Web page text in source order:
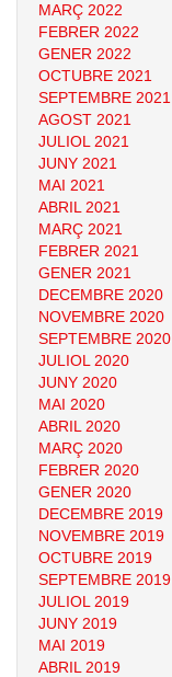
MARÇ 2022
FEBRER 2022
GENER 2022
OCTUBRE 2021
SEPTEMBRE 2021
AGOST 2021
JULIOL 2021
JUNY 2021
MAI 2021
ABRIL 2021
MARÇ 2021
FEBRER 2021
GENER 2021
DECEMBRE 2020
NOVEMBRE 2020
SEPTEMBRE 2020
JULIOL 2020
JUNY 2020
MAI 2020
ABRIL 2020
MARÇ 2020
FEBRER 2020
GENER 2020
DECEMBRE 2019
NOVEMBRE 2019
OCTUBRE 2019
SEPTEMBRE 2019
JULIOL 2019
JUNY 2019
MAI 2019
ABRIL 2019